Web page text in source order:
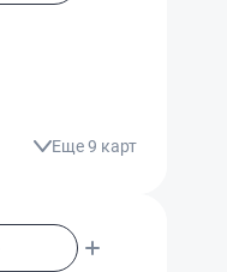
Еще 9 карт